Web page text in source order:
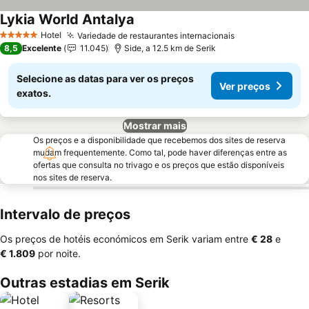
5 Estrelas Hotel Variedade de restaurantes internacionaisVer preços
Lykia World Antalya
8,5 Excelente 11.045 Side, a 12.5 km de Serik
Selecione as datas para ver os preços
exatos.
Ver preços
Mostrar mais
Os preços e a disponibilidade que recebemos dos sites de reserva
mudam frequentemente. Como tal, pode haver diferenças entre as
ofertas que consulta no trivago e os preços que estão disponíveis
nos sites de reserva.
Intervalo de preços
Os preços de hotéis económicos em Serik variam entre ‎€ 28 e
‎€ 1.809 por noite.
Outras estadias em Serik